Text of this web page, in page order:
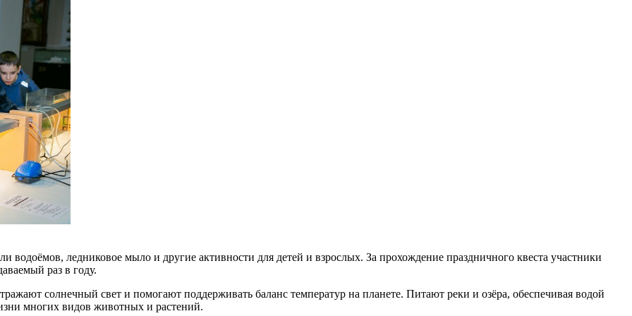
ледниковое мыло и другие активности для детей и взрослых. За прохождение праздничного квеста участники
раз в году.
солнечный свет и помогают поддерживать баланс температур на планете. Питают реки и озёра, обеспечивая водой
многих видов животных и растений.